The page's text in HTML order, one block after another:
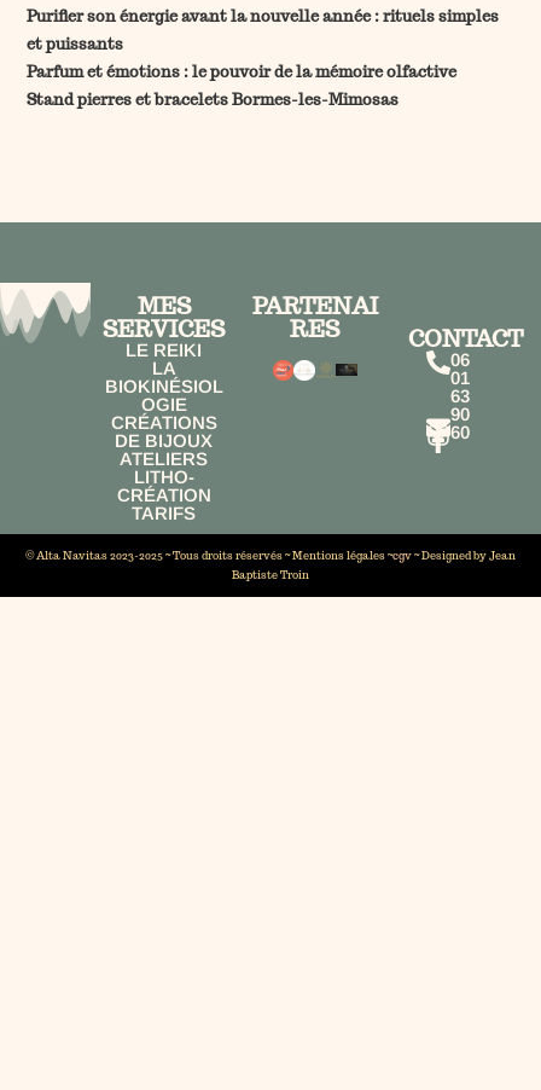
Purifier son énergie avant la nouvelle année : rituels simples
et puissants
Parfum et émotions : le pouvoir de la mémoire olfactive
Stand pierres et bracelets Bormes-les-Mimosas
MES
SERVICES
LE REIKI
LA
BIOKINÉSIOL
OGIE
CRÉATIONS
DE BIJOUX
ATELIERS
LITHO-
CRÉATION
TARIFS
PARTENAI
RES CONTACT
06
01
63
90
60
© Alta Navitas 2023-2025 ~ Tous droits réservés ~Mentions légales~cgv~ Designed by Jean
Baptiste Troin